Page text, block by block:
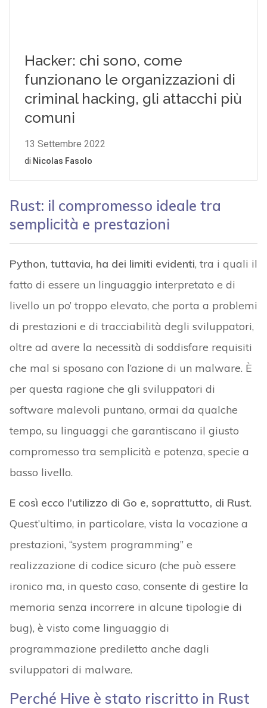
Rust: il compromesso ideale tra
semplicità e prestazioni
Python, tuttavia, ha dei limiti evidenti, tra i quali il
fatto di essere un linguaggio interpretato e di
livello un po’ troppo elevato, che porta a problemi
di prestazioni e di tracciabilità degli sviluppatori,
oltre ad avere la necessità di soddisfare requisiti
che mal si sposano con l’azione di un malware. È
per questa ragione che gli sviluppatori di
software malevoli puntano, ormai da qualche
tempo, su linguaggi che garantiscano il giusto
compromesso tra semplicità e potenza, specie a
basso livello.
E così ecco l’utilizzo di Go e, soprattutto, di Rust.
Quest’ultimo, in particolare, vista la vocazione a
prestazioni, “system programming” e
realizzazione di codice sicuro (che può essere
ironico ma, in questo caso, consente di gestire la
memoria senza incorrere in alcune tipologie di
bug), è visto come linguaggio di
programmazione prediletto anche dagli
sviluppatori di malware.
Perché Hive è stato riscritto in Rust